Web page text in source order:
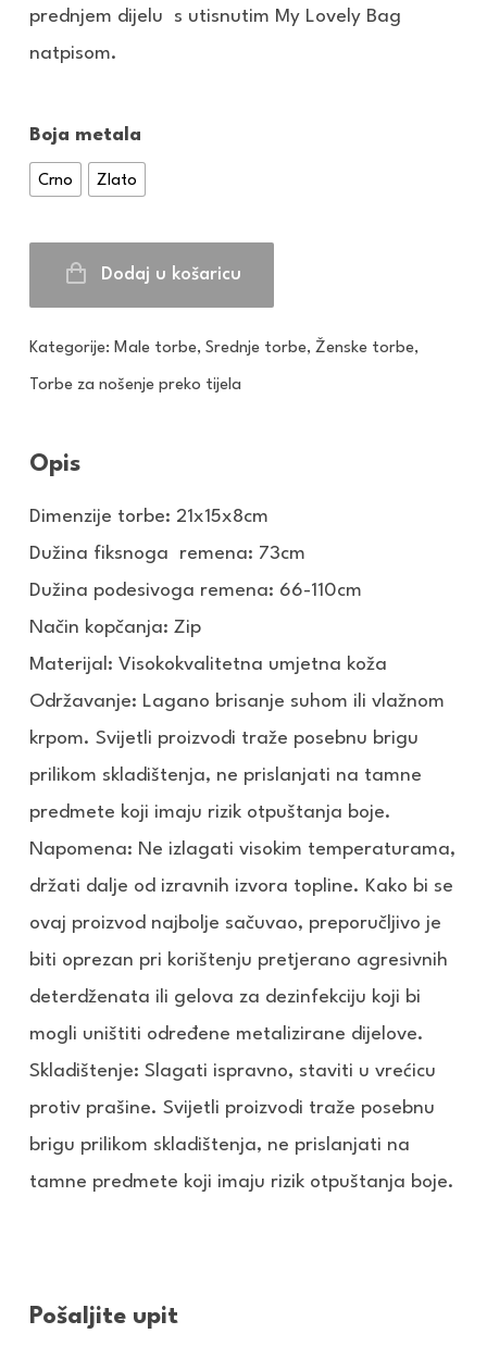
prednjem dijelu s utisnutim My Lovely Bag
natpisom.
Boja metala
Crno Zlato
Dodaj u košaricu
Kategorije: Male torbe, Srednje torbe, Ženske torbe,
Torbe za nošenje preko tijela
Opis
Dimenzije torbe: 21x15x8cm
Dužina fiksnoga remena: 73cm
Dužina podesivoga remena: 66-110cm
Način kopčanja: Zip
Materijal: Visokokvalitetna umjetna koža
Održavanje: Lagano brisanje suhom ili vlažnom
krpom. Svijetli proizvodi traže posebnu brigu
prilikom skladištenja, ne prislanjati na tamne
predmete koji imaju rizik otpuštanja boje.
Napomena: Ne izlagati visokim temperaturama,
držati dalje od izravnih izvora topline. Kako bi se
ovaj proizvod najbolje sačuvao, preporučljivo je
biti oprezan pri korištenju pretjerano agresivnih
deterdženata ili gelova za dezinfekciju koji bi
mogli uništiti određene metalizirane dijelove.
Skladištenje: Slagati ispravno, staviti u vrećicu
protiv prašine. Svijetli proizvodi traže posebnu
brigu prilikom skladištenja, ne prislanjati na
tamne predmete koji imaju rizik otpuštanja boje.
Pošaljite upit